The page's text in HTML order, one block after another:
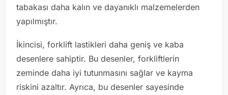
tabakası daha kalın ve dayanıklı malzemelerden
yapılmıştır.
İkincisi, forklift lastikleri daha geniş ve kaba
desenlere sahiptir. Bu desenler, forkliftlerin
zeminde daha iyi tutunmasını sağlar ve kayma
riskini azaltır. Ayrıca, bu desenler sayesinde